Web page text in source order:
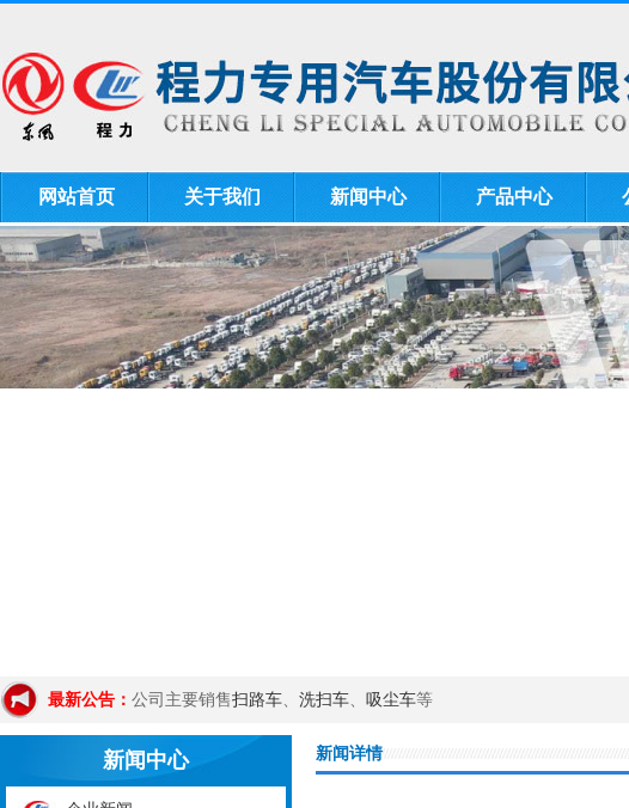
网站首页 关于我们 新闻中心 产品中心
最新公告： 公司主要销售扫路车 洗扫车 吸尘车等
新闻中心 新闻详情